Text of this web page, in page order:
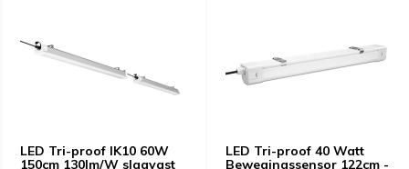
LED Tri-proof IK10 60W
150cm 130lm/W slagvast
LED Tri-proof 40 Watt
Bewegingssensor 122cm -